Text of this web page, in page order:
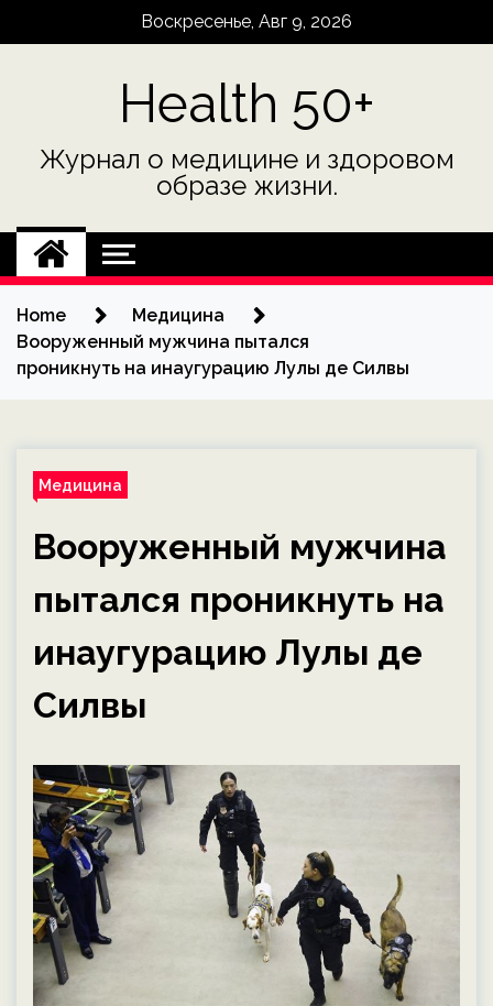
Воскресенье, Авг 9, 2026
Health 50+
Журнал о медицине и здоровом
образе жизни.
Home
Медицина
Вооруженный мужчина пытался
проникнуть на инаугурацию Лулы де Силвы
Медицина
Вооруженный мужчина
пытался проникнуть на
инаугурацию Лулы де
Силвы